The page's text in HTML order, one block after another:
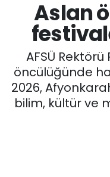
Aslan
AFSÜ Rektörü
öncülüğünde
2026,
bilim, kültür ve
GÜNCEL
SİYASET
EĞİTİM
Süper Lig
Tüm
Son Dakika